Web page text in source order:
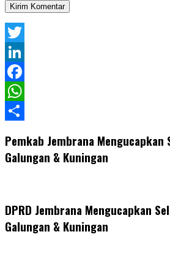
Twitter
LinkedIn
Facebook
WhatsApp
Pemkab Jembrana Mengucapkan
Galungan & Kuningan
DPRD Jembrana Mengucapkan
Galungan & Kuningan